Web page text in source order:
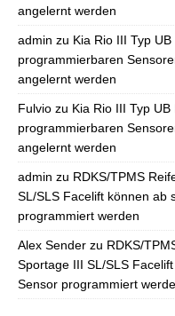
angelernt werden
admin zu Kia Rio III Typ
programmierbaren
angelernt werden
Fulvio zu Kia Rio III Typ
programmierbaren
angelernt werden
admin zu RDKS/TPMS
SL/SLS Facelift können ab
programmiert werden
Alex Sender zu RDKS/
Sportage III SL/SLS
Sensor programmiert